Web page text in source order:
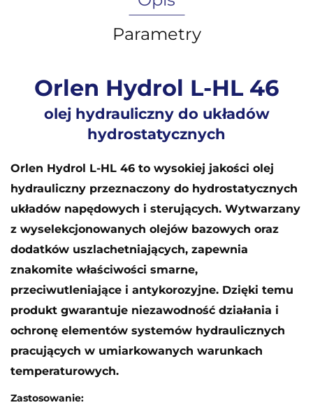
Parametry
Orlen Hydrol L-HL 46
olej hydrauliczny do układów
hydrostatycznych
Orlen Hydrol L-HL 46 to wysokiej jakości olej
hydrauliczny przeznaczony do hydrostatycznych
układów napędowych i sterujących. Wytwarzany
z wyselekcjonowanych olejów bazowych oraz
dodatków uszlachetniających, zapewnia
znakomite właściwości smarne,
przeciwutleniające i antykorozyjne. Dzięki temu
produkt gwarantuje niezawodność działania i
ochronę elementów systemów hydraulicznych
pracujących w umiarkowanych warunkach
temperaturowych.
Zastosowanie: